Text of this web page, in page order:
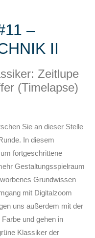
–
II
Zeitlupe
(Timelapse)
Sie an dieser Stelle
In diesem
fortgeschrittene
Gestaltungsspielraum
Grundwissen
mit Digitalzoom
uns außerdem mit der
und gehen in
Klassiker der